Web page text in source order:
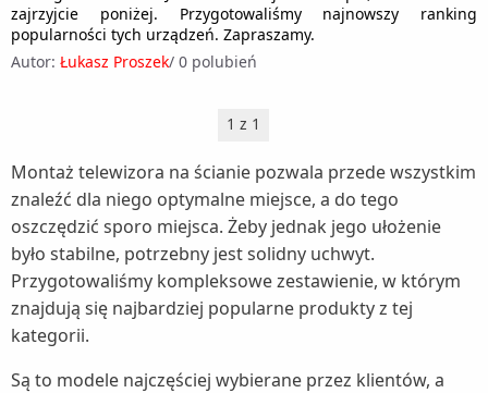
Myjki wodne (6)
Nawilżacze powietrza (5)
Oczyszczacze powietrza (5)
Odkurzacze ogrodowe (1)
Odśnieżarki (1)
Osuszacze powietrza (4)
Parownice do ubrań (1)
Piece do pizzy (1)
Rozdrabniacze do gałęzi (1)
Sauny (1)
Roboty kuchenne (5)
Sokowirówki (3)
Wagi kuchenne (3)
Wagi łazienkowe (3)
Wyciskarki do cytrusów (1)
Wyciskarki wolnoobrotowe (6)
Wypiekacze do chleba (1)
Żelazka (5)
Rakiety tenisowe (1)
Rowery (9)
Liczniki rowerowe (1)
Opony rowerowe (1)
Siodełka rowerowe (1)
Torby i bagażniki rowerowe (1)
Zabezpieczenia rowerowe (1)
Sanki i ślizgacze (1)
Wędki (1)
Wioślarze (1)
Skanery (1)
Tablice interaktywne (1)
zajrzyjcie poniżej. Przygotowaliśmy najnowszy ranking
popularności tych urządzeń. Zapraszamy.
Autor: Łukasz Proszek/ 0 polubień
1 z 1
Montaż telewizora na ścianie pozwala przede wszystkim
znaleźć dla niego optymalne miejsce, a do tego
oszczędzić sporo miejsca. Żeby jednak jego ułożenie
było stabilne, potrzebny jest solidny uchwyt.
Przygotowaliśmy kompleksowe zestawienie, w którym
znajdują się najbardziej popularne produkty z tej
kategorii.
Są to modele najczęściej wybierane przez klientów, a